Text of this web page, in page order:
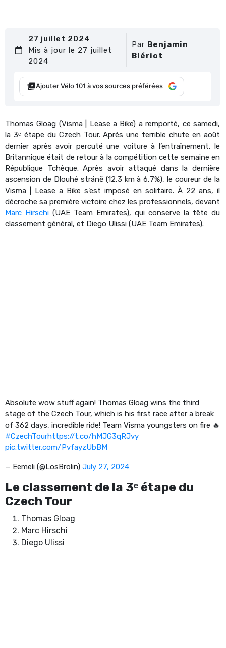
27 juillet 2024
Mis à jour le 27 juillet
2024
Par Benjamin
Blériot
Ajouter Vélo 101 à vos sources préférées
Thomas Gloag (Visma | Lease a Bike) a remporté, ce samedi,
la 3ᵉ étape du Czech Tour. Après une terrible chute en août
dernier après avoir percuté une voiture à l’entraînement, le
Britannique était de retour à la compétition cette semaine en
République Tchèque. Après avoir attaqué dans la dernière
ascension de Dlouhé stráně (12,3 km à 6,7%), le coureur de la
Visma | Lease a Bike s’est imposé en solitaire. À 22 ans, il
décroche sa première victoire chez les professionnels, devant
Marc Hirschi (UAE Team Emirates), qui conserve la tête du
classement général, et Diego Ulissi (UAE Team Emirates).
Absolute wow stuff again! Thomas Gloag wins the third
stage of the Czech Tour, which is his first race after a break
of 362 days, incredible ride! Team Visma youngsters on fire 🔥
#CzechTourhttps://t.co/hMJG3qRJvy
pic.twitter.com/PvfayzUbBM
— Eemeli (@LosBrolin) July 27, 2024
Le classement de la 3ᵉ étape du
Czech Tour
Thomas Gloag
Marc Hirschi
Diego Ulissi